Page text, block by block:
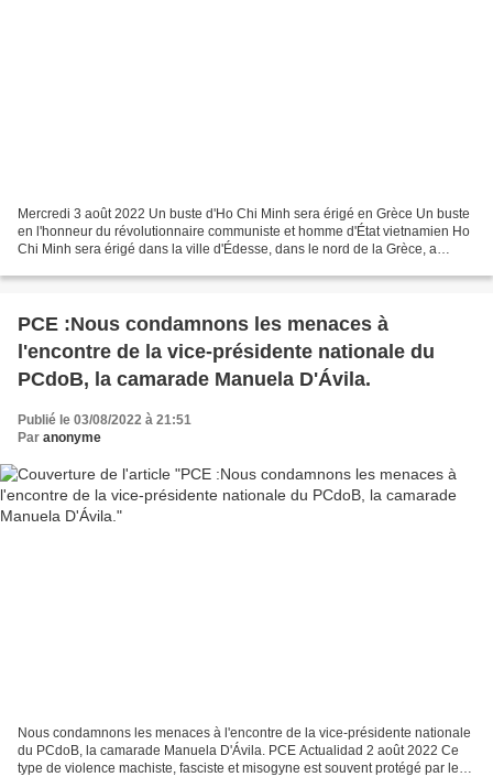
Mercredi 3 août 2022 Un buste d'Ho Chi Minh sera érigé en Grèce Un buste
en l'honneur du révolutionnaire communiste et homme d'État vietnamien Ho
Chi Minh sera érigé dans la ville d'Édesse, dans le nord de la Grèce, a
PCE :Nous condamnons les menaces à
l'encontre de la vice-présidente nationale du
PCdoB, la camarade Manuela D'Ávila.
Publié le 03/08/2022 à 21:51
Par anonyme
Nous condamnons les menaces à l'encontre de la vice-présidente nationale
du PCdoB, la camarade Manuela D'Ávila. PCE Actualidad 2 août 2022 Ce
type de violence machiste, fasciste et misogyne est souvent protégé par les